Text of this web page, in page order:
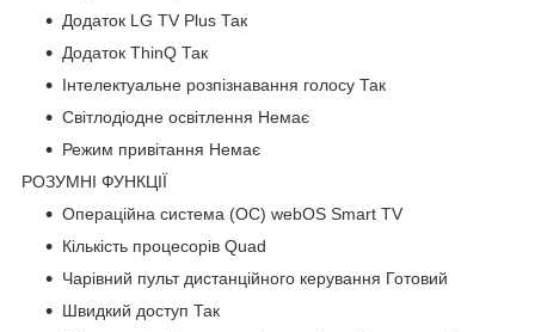
Додаток LG TV Plus Так
Додаток ThinQ Так
Інтелектуальне розпізнавання голосу Так
Світлодіодне освітлення Немає
Режим привітання Немає
РОЗУМНІ ФУНКЦІЇ
Операційна система (ОС) webOS Smart TV
Кількість процесорів Quad
Чарівний пульт дистанційного керування Готовий
Швидкий доступ Так